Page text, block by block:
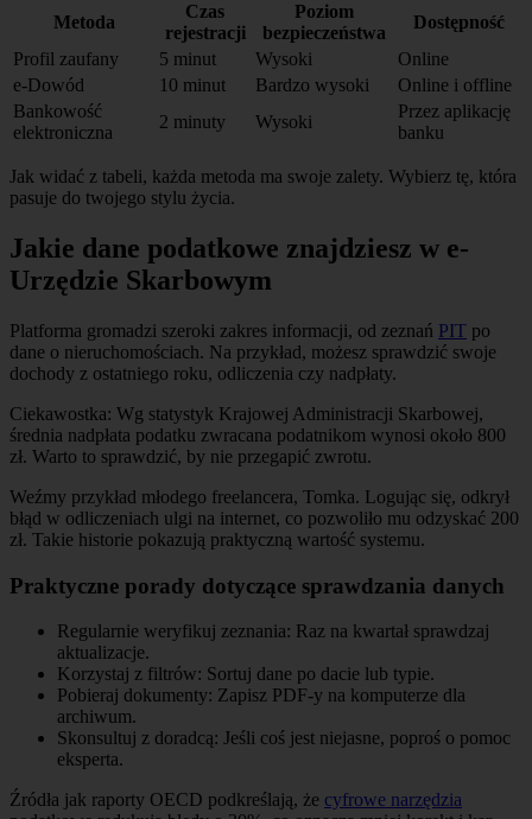
Metoda
Czas
rejestracji
Poziom
bezpieczeństwa
Dostępność
Profil zaufany
5 minut Wysoki
Online
e-Dowód
10 minut Bardzo wysoki
Online i offline
Bankowość
elektroniczna
2 minuty Wysoki
Przez aplikację
banku
Jak widać z tabeli, każda metoda ma swoje zalety. Wybierz tę, która
pasuje do twojego stylu życia.
Jakie dane podatkowe znajdziesz w e-
Urzędzie Skarbowym
Platforma gromadzi szeroki zakres informacji, od zeznań PIT po
dane o nieruchomościach. Na przykład, możesz sprawdzić swoje
dochody z ostatniego roku, odliczenia czy nadpłaty.
Ciekawostka: Wg statystyk Krajowej Administracji Skarbowej,
średnia nadpłata podatku zwracana podatnikom wynosi około 800
zł. Warto to sprawdzić, by nie przegapić zwrotu.
Weźmy przykład młodego freelancera, Tomka. Logując się, odkrył
błąd w odliczeniach ulgi na internet, co pozwoliło mu odzyskać 200
zł. Takie historie pokazują praktyczną wartość systemu.
Praktyczne porady dotyczące sprawdzania danych
Regularnie weryfikuj zeznania: Raz na kwartał sprawdzaj
aktualizacje.
Korzystaj z filtrów: Sortuj dane po dacie lub typie.
Pobieraj dokumenty: Zapisz PDF-y na komputerze dla
archiwum.
Skonsultuj z doradcą: Jeśli coś jest niejasne, poproś o pomoc
eksperta.
Źródła jak raporty OECD podkreślają, że cyfrowe narzędzia